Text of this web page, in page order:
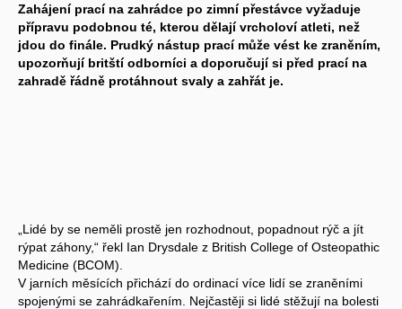
Zahájení prací na zahrádce po zimní přestávce vyžaduje
přípravu podobnou té, kterou dělají vrcholoví atleti, než
jdou do finále. Prudký nástup prací může vést ke zraněním,
upozorňují britští odborníci a doporučují si před prací na
zahradě řádně protáhnout svaly a zahřát je.
„Lidé by se neměli prostě jen rozhodnout, popadnout rýč a jít
rýpat záhony,“ řekl Ian Drysdale z British College of Osteopathic
Medicine (BCOM).
V jarních měsících přichází do ordinací více lidí se zraněními
spojenými se zahrádkařením. Nejčastěji si lidé stěžují na bolesti